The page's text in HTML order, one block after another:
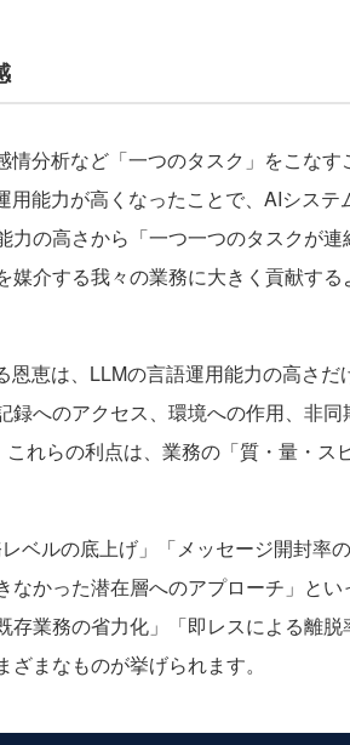
分析など「一つのタスク」をこなす
用能力が高くなったことで、AIシステ
の高さから「一つ一つのタスクが連
介する我々の業務に大きく貢献する
恵は、LLMの言語運用能力の高さだ
録へのアクセス、環境への作用、非
れらの利点は、業務の「質・量・ス
ベルの底上げ」「メッセージ開封率
なかった潜在層へのアプローチ」とい
存業務の省力化」「即レスによる離脱
まなものが挙げられます。